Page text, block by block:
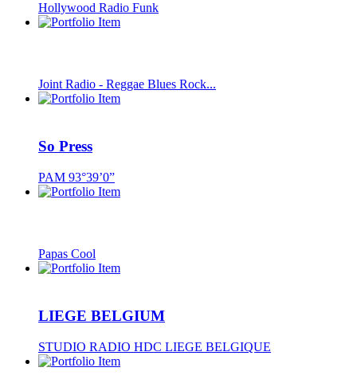
Hollywood Radio Funk
Joint Radio - Reggae Blues Rock...
So Press
PAM 93°39’0”
Papas Cool
LIEGE BELGIUM
STUDIO RADIO HDC LIEGE BELGIQUE